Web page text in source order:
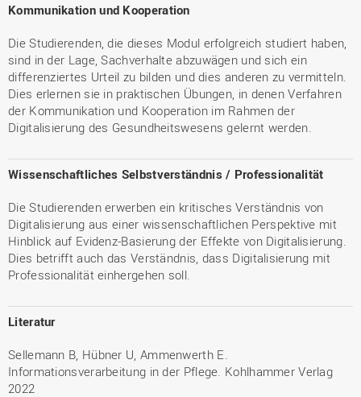
Kommunikation und Kooperation
Die Studierenden, die dieses Modul erfolgreich studiert haben,
sind in der Lage, Sachverhalte abzuwägen und sich ein
differenziertes Urteil zu bilden und dies anderen zu vermitteln.
Dies erlernen sie in praktischen Übungen, in denen Verfahren
der Kommunikation und Kooperation im Rahmen der
Digitalisierung des Gesundheitswesens gelernt werden.
Wissenschaftliches Selbstverständnis / Professionalität
Die Studierenden erwerben ein kritisches Verständnis von
Digitalisierung aus einer wissenschaftlichen Perspektive mit
Hinblick auf Evidenz-Basierung der Effekte von Digitalisierung.
Dies betrifft auch das Verständnis, dass Digitalisierung mit
Professionalität einhergehen soll.
Literatur
Sellemann B, Hübner U, Ammenwerth E.
Informationsverarbeitung in der Pflege. Kohlhammer Verlag
2022